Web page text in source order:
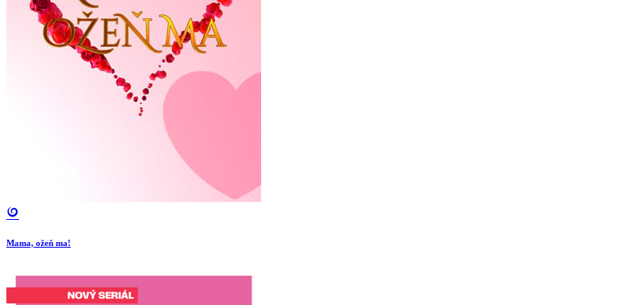
Mama, ožeň ma!